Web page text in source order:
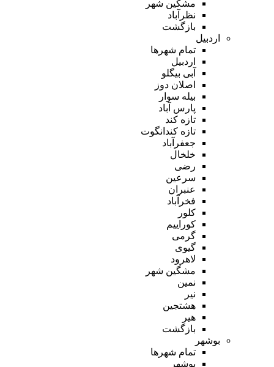
مشکین شهر
نظرآباد
بازگشت
اردبیل
تمام شهر‌ها
اردبیل
آبی بیگلو
اصلان دوز
بیله سوار
پارس آباد
تازه کند
تازه کندانگوت
جعفرآباد
خلخال
رضی
سرعین
عنبران
فخرآباد
کلور
کوراییم
گرمی
گیوی
لاهرود
مشگین شهر
نمین
نیر
هشتجین
هیر
بازگشت
بوشهر
تمام شهر‌ها
بوشهر